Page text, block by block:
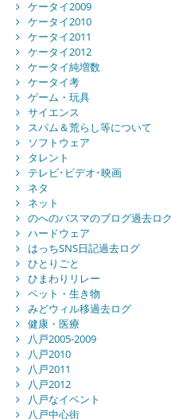
ケータイ2009
ケータイ2010
ケータイ2011
ケータイ2012
ケータイ純増数
ケータイ考
ゲーム・玩具
サイエンス
スパム＆荒らし等について
ソフトウェア
タレント
テレビ･ビデオ･映画
ネタ
ネット
のへのバスマのブログ過去ロ
ハードウェア
はっちSNS日記過去ログ
ひとりごと
ひまわりリレー
ペット・生き物
みどウィル移過去ログ
健康・医療
八戸2005-2009
八戸2010
八戸2011
八戸2012
八戸なイベント
八戸中心街